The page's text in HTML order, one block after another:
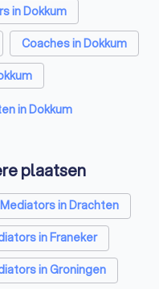
in Dokkum
Coaches in Dokkum
Dokkum
Dokkum
Dokkum
Diëtisten in Dokkum
in Dokkum
plaatsen
Mediators in Drachten
in Franeker
in Groningen